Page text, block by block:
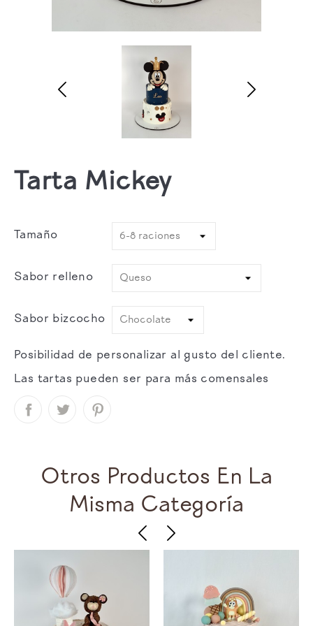
Tarta Mickey
Tamaño
Sabor relleno
Sabor bizcocho
Posibilidad de personalizar al gusto del cliente.
Las tartas pueden ser para más comensales
Otros Productos En La
Misma Categoría